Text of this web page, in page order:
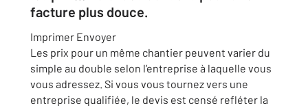
facture plus douce.
Imprimer Envoyer
Les prix pour un même chantier peuvent varier du
simple au double selon l’entreprise à laquelle vous
vous adressez. Si vous vous tournez vers une
entreprise qualifiée, le devis est censé refléter la